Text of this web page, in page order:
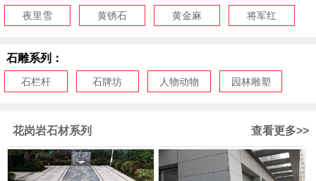
夜里雪 黄锈石 黄金麻 将军红
石雕系列：
石栏杆 石牌坊 人物动物 园林雕塑
花岗岩石材系列 查看更多>>